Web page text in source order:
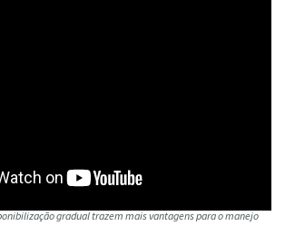
gradual trazem mais vantagens para o manejo